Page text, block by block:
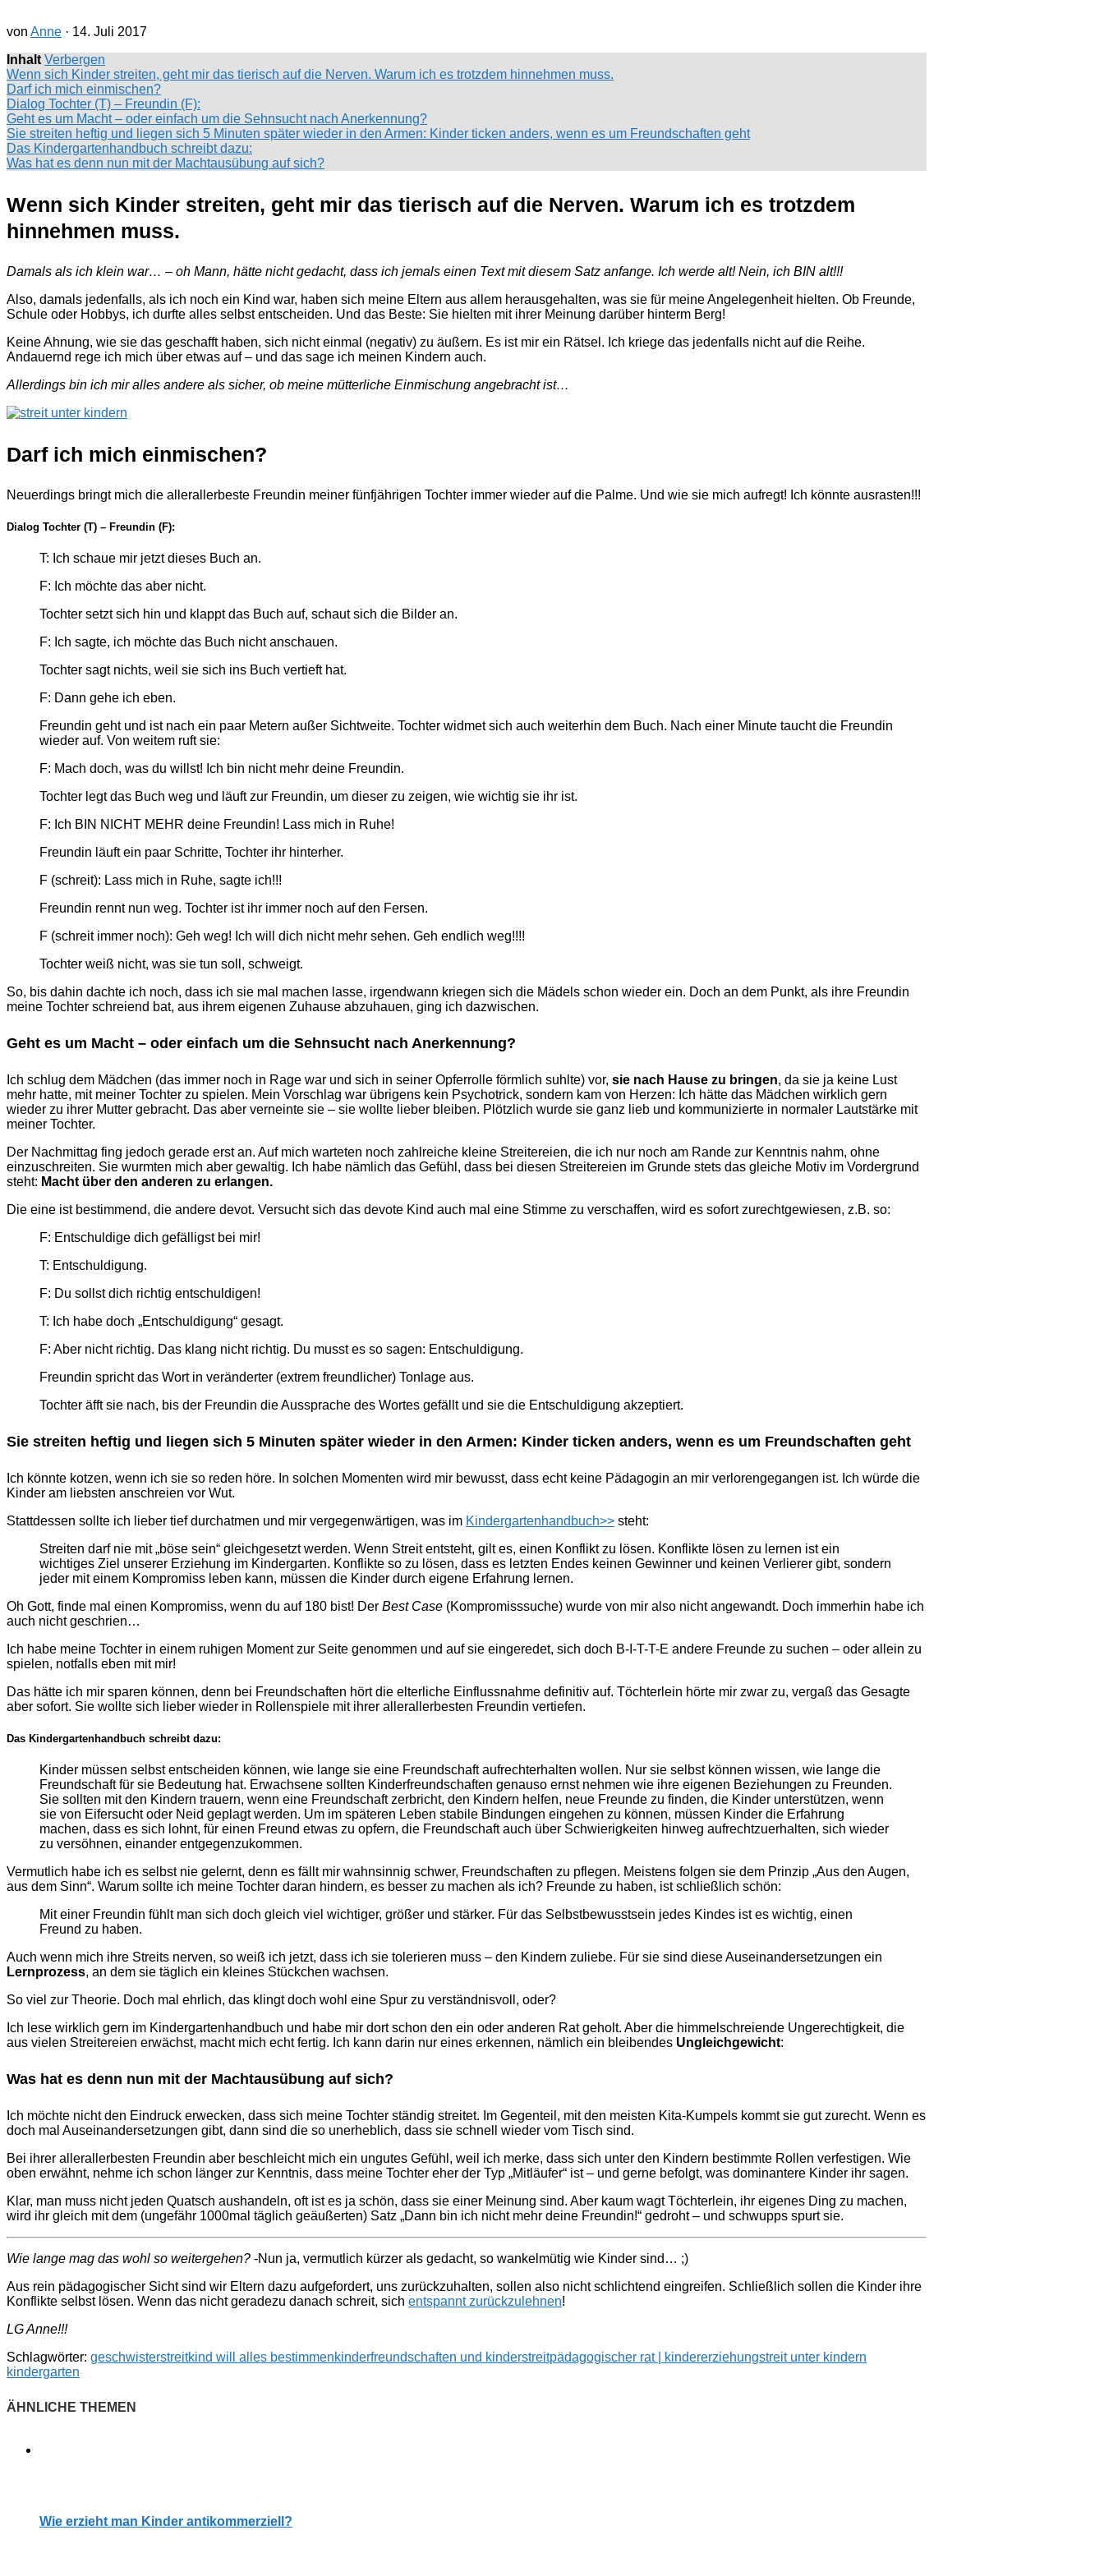
von Anne · 14. Juli 2017
Inhalt Verbergen
Wenn sich Kinder streiten, geht mir das tierisch auf die Nerven. Warum ich es trotzdem hinnehmen muss.
Darf ich mich einmischen?
Dialog Tochter (T) – Freundin (F):
Geht es um Macht – oder einfach um die Sehnsucht nach Anerkennung?
Sie streiten heftig und liegen sich 5 Minuten später wieder in den Armen: Kinder ticken anders, wenn es um Freundschaften geht
Das Kindergartenhandbuch schreibt dazu:
Was hat es denn nun mit der Machtausübung auf sich?
Wenn sich Kinder streiten, geht mir das tierisch auf die Nerven. Warum ich es trotzdem
hinnehmen muss.
Damals als ich klein war… – oh Mann, hätte nicht gedacht, dass ich jemals einen Text mit diesem Satz anfange. Ich werde alt! Nein, ich BIN alt!!!
Also, damals jedenfalls, als ich noch ein Kind war, haben sich meine Eltern aus allem herausgehalten, was sie für meine Angelegenheit hielten. Ob Freunde,
Schule oder Hobbys, ich durfte alles selbst entscheiden. Und das Beste: Sie hielten mit ihrer Meinung darüber hinterm Berg!
Keine Ahnung, wie sie das geschafft haben, sich nicht einmal (negativ) zu äußern. Es ist mir ein Rätsel. Ich kriege das jedenfalls nicht auf die Reihe.
Andauernd rege ich mich über etwas auf – und das sage ich meinen Kindern auch.
Allerdings bin ich mir alles andere als sicher, ob meine mütterliche Einmischung angebracht ist…
Darf ich mich einmischen?
Neuerdings bringt mich die allerallerbeste Freundin meiner fünfjährigen Tochter immer wieder auf die Palme. Und wie sie mich aufregt! Ich könnte ausrasten!!!
Dialog Tochter (T) – Freundin (F):
T: Ich schaue mir jetzt dieses Buch an.
F: Ich möchte das aber nicht.
Tochter setzt sich hin und klappt das Buch auf, schaut sich die Bilder an.
F: Ich sagte, ich möchte das Buch nicht anschauen.
Tochter sagt nichts, weil sie sich ins Buch vertieft hat.
F: Dann gehe ich eben.
Freundin geht und ist nach ein paar Metern außer Sichtweite. Tochter widmet sich auch weiterhin dem Buch. Nach einer Minute taucht die Freundin
wieder auf. Von weitem ruft sie:
F: Mach doch, was du willst! Ich bin nicht mehr deine Freundin.
Tochter legt das Buch weg und läuft zur Freundin, um dieser zu zeigen, wie wichtig sie ihr ist.
F: Ich BIN NICHT MEHR deine Freundin! Lass mich in Ruhe!
Freundin läuft ein paar Schritte, Tochter ihr hinterher.
F (schreit): Lass mich in Ruhe, sagte ich!!!
Freundin rennt nun weg. Tochter ist ihr immer noch auf den Fersen.
F (schreit immer noch): Geh weg! Ich will dich nicht mehr sehen. Geh endlich weg!!!!
Tochter weiß nicht, was sie tun soll, schweigt.
So, bis dahin dachte ich noch, dass ich sie mal machen lasse, irgendwann kriegen sich die Mädels schon wieder ein. Doch an dem Punkt, als ihre Freundin
meine Tochter schreiend bat, aus ihrem eigenen Zuhause abzuhauen, ging ich dazwischen.
Geht es um Macht – oder einfach um die Sehnsucht nach Anerkennung?
Ich schlug dem Mädchen (das immer noch in Rage war und sich in seiner Opferrolle förmlich suhlte) vor, sie nach Hause zu bringen, da sie ja keine Lust
mehr hatte, mit meiner Tochter zu spielen. Mein Vorschlag war übrigens kein Psychotrick, sondern kam von Herzen: Ich hätte das Mädchen wirklich gern
wieder zu ihrer Mutter gebracht. Das aber verneinte sie – sie wollte lieber bleiben. Plötzlich wurde sie ganz lieb und kommunizierte in normaler Lautstärke mit
meiner Tochter.
Der Nachmittag fing jedoch gerade erst an. Auf mich warteten noch zahlreiche kleine Streitereien, die ich nur noch am Rande zur Kenntnis nahm, ohne
einzuschreiten. Sie wurmten mich aber gewaltig. Ich habe nämlich das Gefühl, dass bei diesen Streitereien im Grunde stets das gleiche Motiv im Vordergrund
steht: Macht über den anderen zu erlangen.
Die eine ist bestimmend, die andere devot. Versucht sich das devote Kind auch mal eine Stimme zu verschaffen, wird es sofort zurechtgewiesen, z.B. so:
F: Entschuldige dich gefälligst bei mir!
T: Entschuldigung.
F: Du sollst dich richtig entschuldigen!
T: Ich habe doch „Entschuldigung“ gesagt.
F: Aber nicht richtig. Das klang nicht richtig. Du musst es so sagen: Entschuldigung.
Freundin spricht das Wort in veränderter (extrem freundlicher) Tonlage aus.
Tochter äfft sie nach, bis der Freundin die Aussprache des Wortes gefällt und sie die Entschuldigung akzeptiert.
Sie streiten heftig und liegen sich 5 Minuten später wieder in den Armen: Kinder ticken anders, wenn es um Freundschaften geht
Ich könnte kotzen, wenn ich sie so reden höre. In solchen Momenten wird mir bewusst, dass echt keine Pädagogin an mir verlorengegangen ist. Ich würde die
Kinder am liebsten anschreien vor Wut.
Stattdessen sollte ich lieber tief durchatmen und mir vergegenwärtigen, was im Kindergartenhandbuch>> steht:
Streiten darf nie mit „böse sein“ gleichgesetzt werden. Wenn Streit entsteht, gilt es, einen Konflikt zu lösen. Konflikte lösen zu lernen ist ein
wichtiges Ziel unserer Erziehung im Kindergarten. Konflikte so zu lösen, dass es letzten Endes keinen Gewinner und keinen Verlierer gibt, sondern
jeder mit einem Kompromiss leben kann, müssen die Kinder durch eigene Erfahrung lernen.
Oh Gott, finde mal einen Kompromiss, wenn du auf 180 bist! Der Best Case (Kompromisssuche) wurde von mir also nicht angewandt. Doch immerhin habe ich
auch nicht geschrien…
Ich habe meine Tochter in einem ruhigen Moment zur Seite genommen und auf sie eingeredet, sich doch B-I-T-T-E andere Freunde zu suchen – oder allein zu
spielen, notfalls eben mit mir!
Das hätte ich mir sparen können, denn bei Freundschaften hört die elterliche Einflussnahme definitiv auf. Töchterlein hörte mir zwar zu, vergaß das Gesagte
aber sofort. Sie wollte sich lieber wieder in Rollenspiele mit ihrer allerallerbesten Freundin vertiefen.
Das Kindergartenhandbuch schreibt dazu:
Kinder müssen selbst entscheiden können, wie lange sie eine Freundschaft aufrechterhalten wollen. Nur sie selbst können wissen, wie lange die
Freundschaft für sie Bedeutung hat. Erwachsene sollten Kinderfreundschaften genauso ernst nehmen wie ihre eigenen Beziehungen zu Freunden.
Sie sollten mit den Kindern trauern, wenn eine Freundschaft zerbricht, den Kindern helfen, neue Freunde zu finden, die Kinder unterstützen, wenn
sie von Eifersucht oder Neid geplagt werden. Um im späteren Leben stabile Bindungen eingehen zu können, müssen Kinder die Erfahrung
machen, dass es sich lohnt, für einen Freund etwas zu opfern, die Freundschaft auch über Schwierigkeiten hinweg aufrechtzuerhalten, sich wieder
zu versöhnen, einander entgegenzukommen.
Vermutlich habe ich es selbst nie gelernt, denn es fällt mir wahnsinnig schwer, Freundschaften zu pflegen. Meistens folgen sie dem Prinzip „Aus den Augen,
aus dem Sinn“. Warum sollte ich meine Tochter daran hindern, es besser zu machen als ich? Freunde zu haben, ist schließlich schön:
Mit einer Freundin fühlt man sich doch gleich viel wichtiger, größer und stärker. Für das Selbstbewusstsein jedes Kindes ist es wichtig, einen
Freund zu haben.
Auch wenn mich ihre Streits nerven, so weiß ich jetzt, dass ich sie tolerieren muss – den Kindern zuliebe. Für sie sind diese Auseinandersetzungen ein
Lernprozess, an dem sie täglich ein kleines Stückchen wachsen.
So viel zur Theorie. Doch mal ehrlich, das klingt doch wohl eine Spur zu verständnisvoll, oder?
Ich lese wirklich gern im Kindergartenhandbuch und habe mir dort schon den ein oder anderen Rat geholt. Aber die himmelschreiende Ungerechtigkeit, die
aus vielen Streitereien erwächst, macht mich echt fertig. Ich kann darin nur eines erkennen, nämlich ein bleibendes Ungleichgewicht:
Was hat es denn nun mit der Machtausübung auf sich?
Ich möchte nicht den Eindruck erwecken, dass sich meine Tochter ständig streitet. Im Gegenteil, mit den meisten Kita-Kumpels kommt sie gut zurecht. Wenn es
doch mal Auseinandersetzungen gibt, dann sind die so unerheblich, dass sie schnell wieder vom Tisch sind.
Bei ihrer allerallerbesten Freundin aber beschleicht mich ein ungutes Gefühl, weil ich merke, dass sich unter den Kindern bestimmte Rollen verfestigen. Wie
oben erwähnt, nehme ich schon länger zur Kenntnis, dass meine Tochter eher der Typ „Mitläufer“ ist – und gerne befolgt, was dominantere Kinder ihr sagen.
Klar, man muss nicht jeden Quatsch aushandeln, oft ist es ja schön, dass sie einer Meinung sind. Aber kaum wagt Töchterlein, ihr eigenes Ding zu machen,
wird ihr gleich mit dem (ungefähr 1000mal täglich geäußerten) Satz „Dann bin ich nicht mehr deine Freundin!“ gedroht – und schwupps spurt sie.
Wie lange mag das wohl so weitergehen? -Nun ja, vermutlich kürzer als gedacht, so wankelmütig wie Kinder sind… ;)
Aus rein pädagogischer Sicht sind wir Eltern dazu aufgefordert, uns zurückzuhalten, sollen also nicht schlichtend eingreifen. Schließlich sollen die Kinder ihre
Konflikte selbst lösen. Wenn das nicht geradezu danach schreit, sich entspannt zurückzulehnen!
LG Anne!!!
Schlagwörter: geschwisterstreitkind will alles bestimmenkinderfreundschaften und kinderstreitpädagogischer rat | kindererziehungstreit unter kindern
kindergarten
Wie erzieht man Kinder antikommerziell?